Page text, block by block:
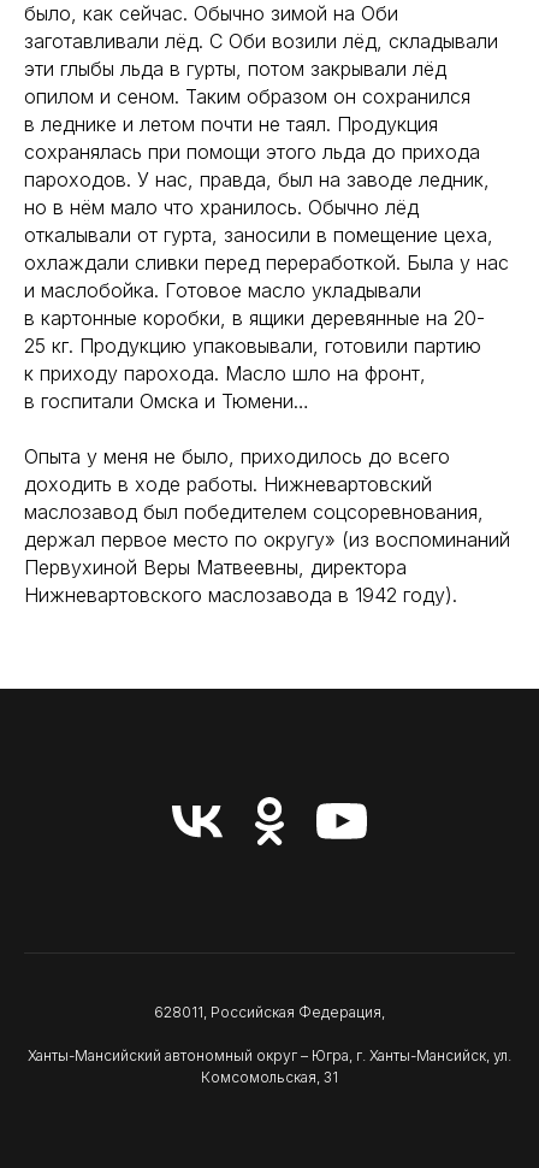
было, как сейчас. Обычно зимой на Оби
заготавливали лёд. С Оби возили лёд, складывали
эти глыбы льда в гурты, потом закрывали лёд
опилом и сеном. Таким образом он сохранился
в леднике и летом почти не таял. Продукция
сохранялась при помощи этого льда до прихода
пароходов. У нас, правда, был на заводе ледник,
но в нём мало что хранилось. Обычно лёд
откалывали от гурта, заносили в помещение цеха,
охлаждали сливки перед переработкой. Была у нас
и маслобойка. Готовое масло укладывали
в картонные коробки, в ящики деревянные на 20-
25 кг. Продукцию упаковывали, готовили партию
к приходу парохода. Масло шло на фронт,
в госпитали Омска и Тюмени…
Опыта у меня не было, приходилось до всего
доходить в ходе работы. Нижневартовский
маслозавод был победителем соцсоревнования,
держал первое место по округу» (из воспоминаний
Первухиной Веры Матвеевны, директора
Нижневартовского маслозавода в 1942 году).
628011, Российская Федерация,
Ханты-Мансийский автономный округ – Югра, г. Ханты-Мансийск, ул.
Комсомольская, 31